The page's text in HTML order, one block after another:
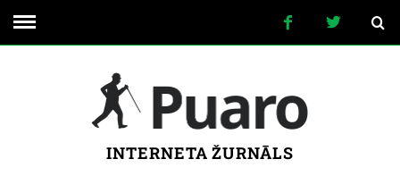
INTERNETA ŽURNĀLS